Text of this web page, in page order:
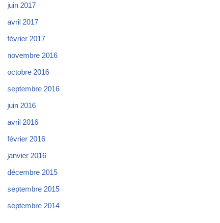
juin 2017
avril 2017
février 2017
novembre 2016
octobre 2016
septembre 2016
juin 2016
avril 2016
février 2016
janvier 2016
décembre 2015
septembre 2015
septembre 2014